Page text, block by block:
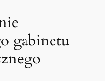
gabinetu